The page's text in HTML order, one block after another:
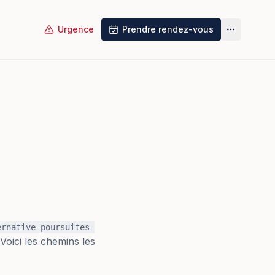
Urgence Prendre rendez-vous
poursuites-
les chemins les